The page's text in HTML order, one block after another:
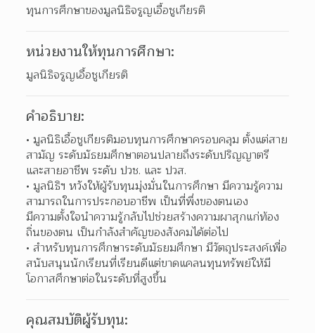
ทุนการศึกษาของมูลนิธิจรูญเอื้อชูเกียรติ
หน่วยงานให้ทุนการศึกษา:
มูลนิธิจรูญเอื้อชูเกียรติ
คำอธิบาย:
มูลนิธิเอื้อชูเกียรติมอบทุนการศึกษาครอบคลุม ตั้งแต่สาย
สามัญ ระดับมัธยมศึกษาตอนปลายถึงระดับปริญญาตรี
และสายอาชีพ ระดับ ปวช. และ ปวส.
มูลนิธิฯ หวังให้ผู้รับทุนมุ่งมั่นในการศึกษา มีความรู้ความ
สามารถในการประกอบอาชีพ เป็นที่พึ่งของตนเอง
มีความตั้งใจนำความรู้กลับไปช่วยสร้างความผาสุกแก่ท้อง
ถิ่นของตน เป็นกำลังสำคัญของสังคมได้ต่อไป
สำหรับทุนการศึกษาระดับมัธยมศึกษา มีวัตถุประสงค์เพื่อ
สนับสนุนนักเรียนที่เรียนดีแต่ขาดแคลนทุนทรัพย์ให้มี
โอกาสศึกษาต่อในระดับที่สูงขึ้น
คุณสมบัติผู้รับทุน: